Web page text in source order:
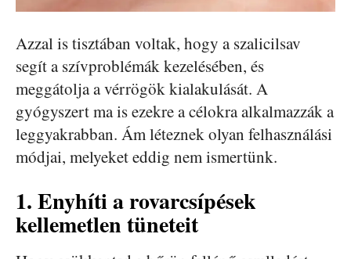
Azzal is tisztában voltak, hogy a szalicilsav
segít a szívproblémák kezelésében, és
meggátolja a vérrögök kialakulását. A
gyógyszert ma is ezekre a célokra alkalmazzák a
leggyakrabban. Ám léteznek olyan felhasználási
módjai, melyeket eddig nem ismertünk.
1. Enyhíti a rovarcsípések
kellemetlen tüneteit